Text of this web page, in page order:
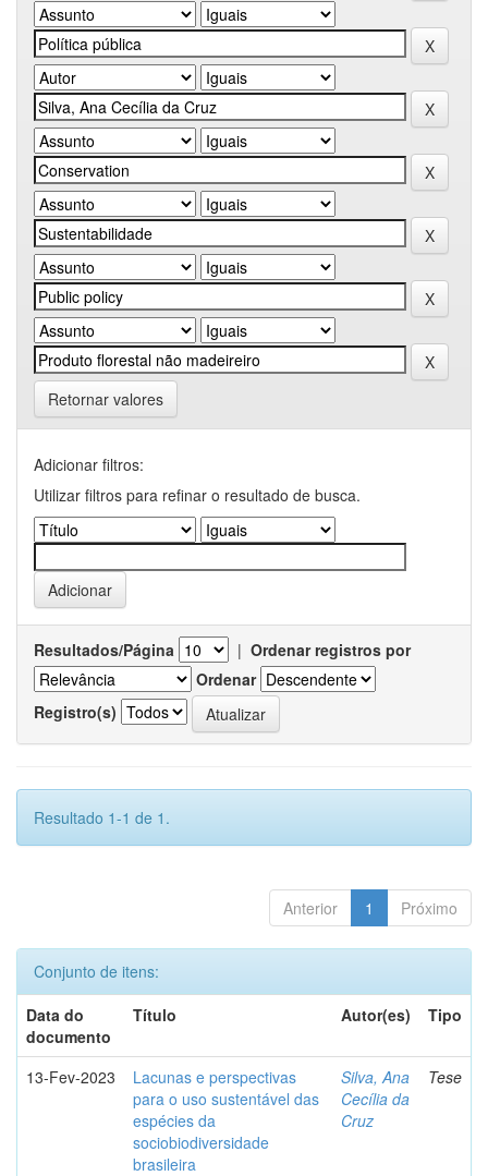
Retornar valores
Adicionar filtros:
Utilizar filtros para refinar o resultado de busca.
Resultados/Página | Ordenar registros por
Ordenar
Registro(s)
Resultado 1-1 de 1.
Anterior 1 Próximo
Conjunto de itens:
Data do
documento
Título Autor(es) Tipo
13-Fev-2023
Lacunas e perspectivas
para o uso sustentável das
espécies da
sociobiodiversidade
brasileira
Silva, Ana
Cecília da
Cruz
Tese